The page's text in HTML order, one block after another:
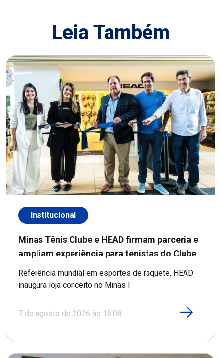
Leia Também
Institucional
Minas Tênis Clube e HEAD firmam parceria e
ampliam experiência para tenistas do Clube
Referência mundial em esportes de raquete, HEAD
inaugura loja conceito no Minas I
7 de agosto de 2026 às 16:08